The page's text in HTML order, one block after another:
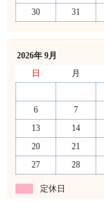
30
31
2026年 9月
日
月
6
7
13
14
20
21
27
28
定休日